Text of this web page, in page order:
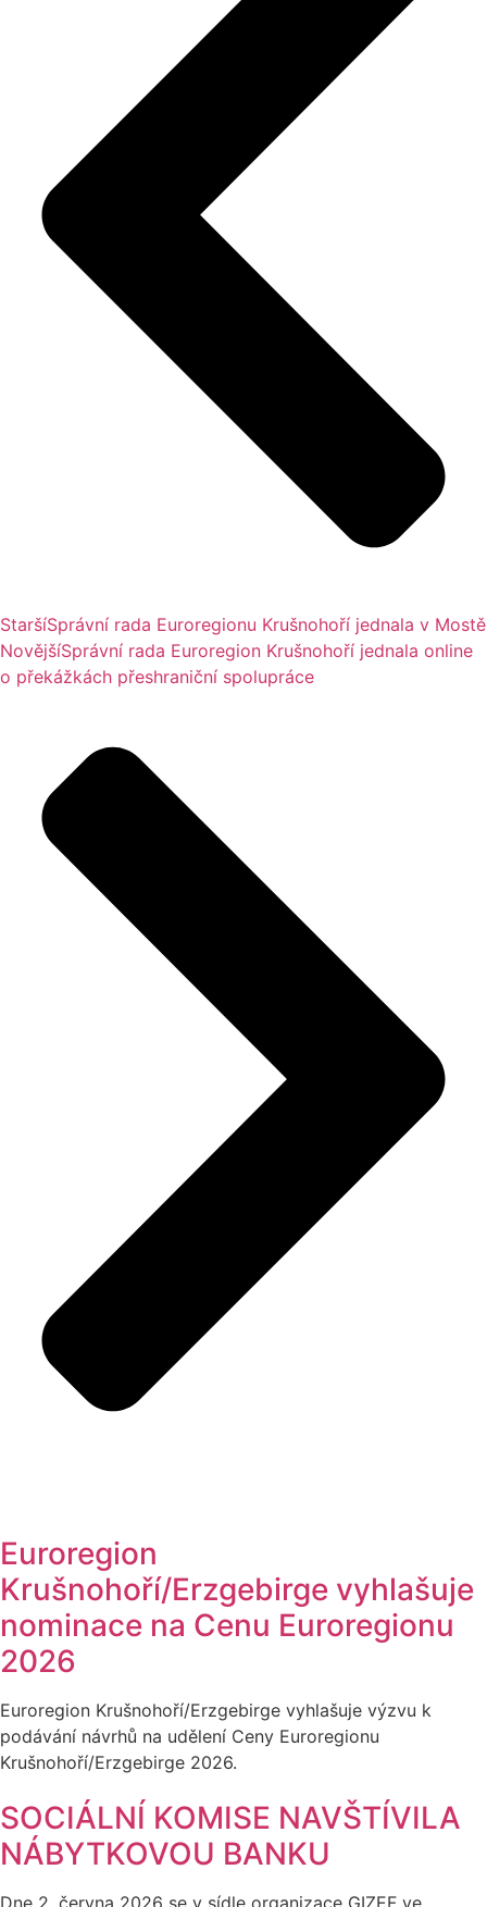
StaršíSprávní rada Euroregionu Krušnohoří jednala v Mostě
NovějšíSprávní rada Euroregion Krušnohoří jednala online
o překážkách přeshraniční spolupráce
Euroregion
Krušnohoří/Erzgebirge vyhlašuje
nominace na Cenu Euroregionu
2026
Euroregion Krušnohoří/Erzgebirge vyhlašuje výzvu k
podávání návrhů na udělení Ceny Euroregionu
Krušnohoří/Erzgebirge 2026.
SOCIÁLNÍ KOMISE NAVŠTÍVILA
NÁBYTKOVOU BANKU
Dne 2. června 2026 se v sídle organizace GIZEF ve